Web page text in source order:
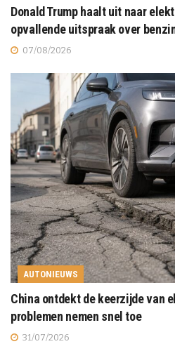
Donald Trump haalt uit naar
opvallende uitspraak over
07/08/2026
AUTONIEUWS
China ontdekt de keerzijde van
problemen nemen snel toe
31/07/2026